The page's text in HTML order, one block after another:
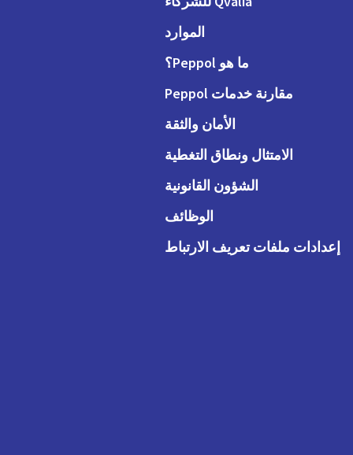
الموارد
ما هو Peppol؟
مقارنة خدمات Peppol
الأمان والثقة
الامتثال ونطاق التغطية
الشؤون القانونية
الوظائف
إعدادات ملفات تعريف الارتباط